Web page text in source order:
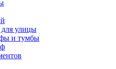
улицы
и тумбы